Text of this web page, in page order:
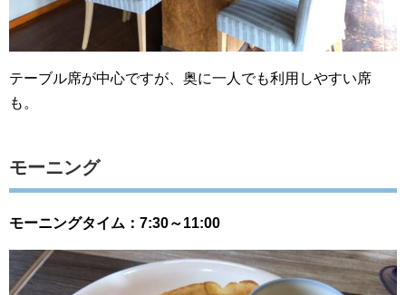
テーブル席が中心ですが、奥に一人でも利用しやすい席
も。
モーニング
モーニングタイム：7:30～11:00